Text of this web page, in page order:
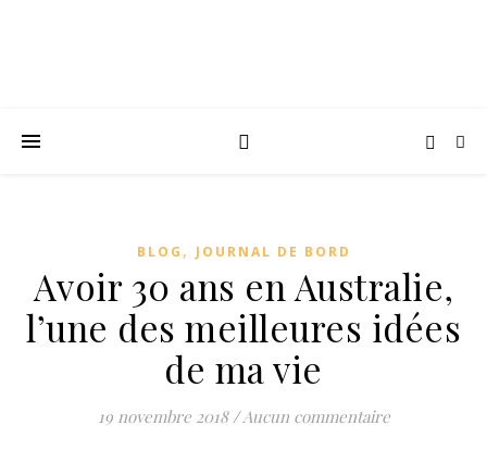
BLOG , JOURNAL DE BORD
Avoir 30 ans en Australie,
l’une des meilleures idées
de ma vie
19 novembre 2018 /Aucun commentaire